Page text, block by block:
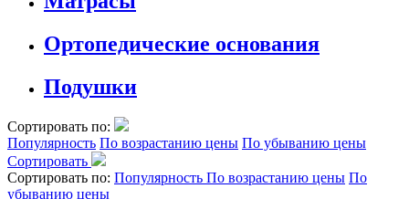
Ортопедические основания
Подушки
Сортировать по:
Популярность По возрастанию цены По убыванию цены
Сортировать
Сортировать по: Популярность По возрастанию цены По
убыванию цены